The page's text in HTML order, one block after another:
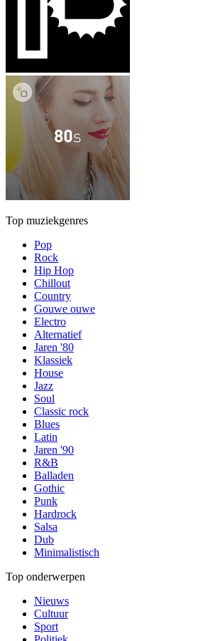
Top muziekgenres
Pop
Rock
Hip Hop
Chillout
Country
Gouwe ouwe
Electro
Alternatief
Jaren '80
Klassiek
House
Jazz
Soul
Classic rock
Blues
Latin
Jaren '90
R&B
Balladen
Gothic
Punk
Hardrock
Salsa
Dub
Minimalistisch
Top onderwerpen
Nieuws
Cultuur
Sport